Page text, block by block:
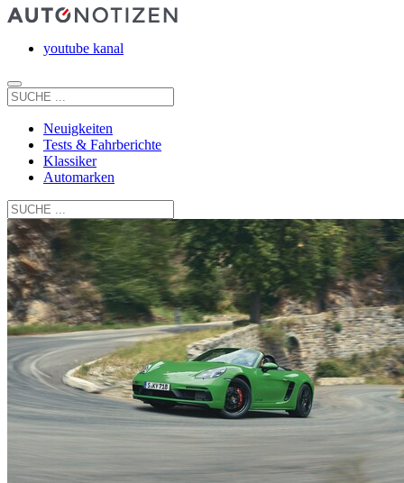
youtube kanal
Neuigkeiten
Tests & Fahrberichte
Klassiker
Automarken